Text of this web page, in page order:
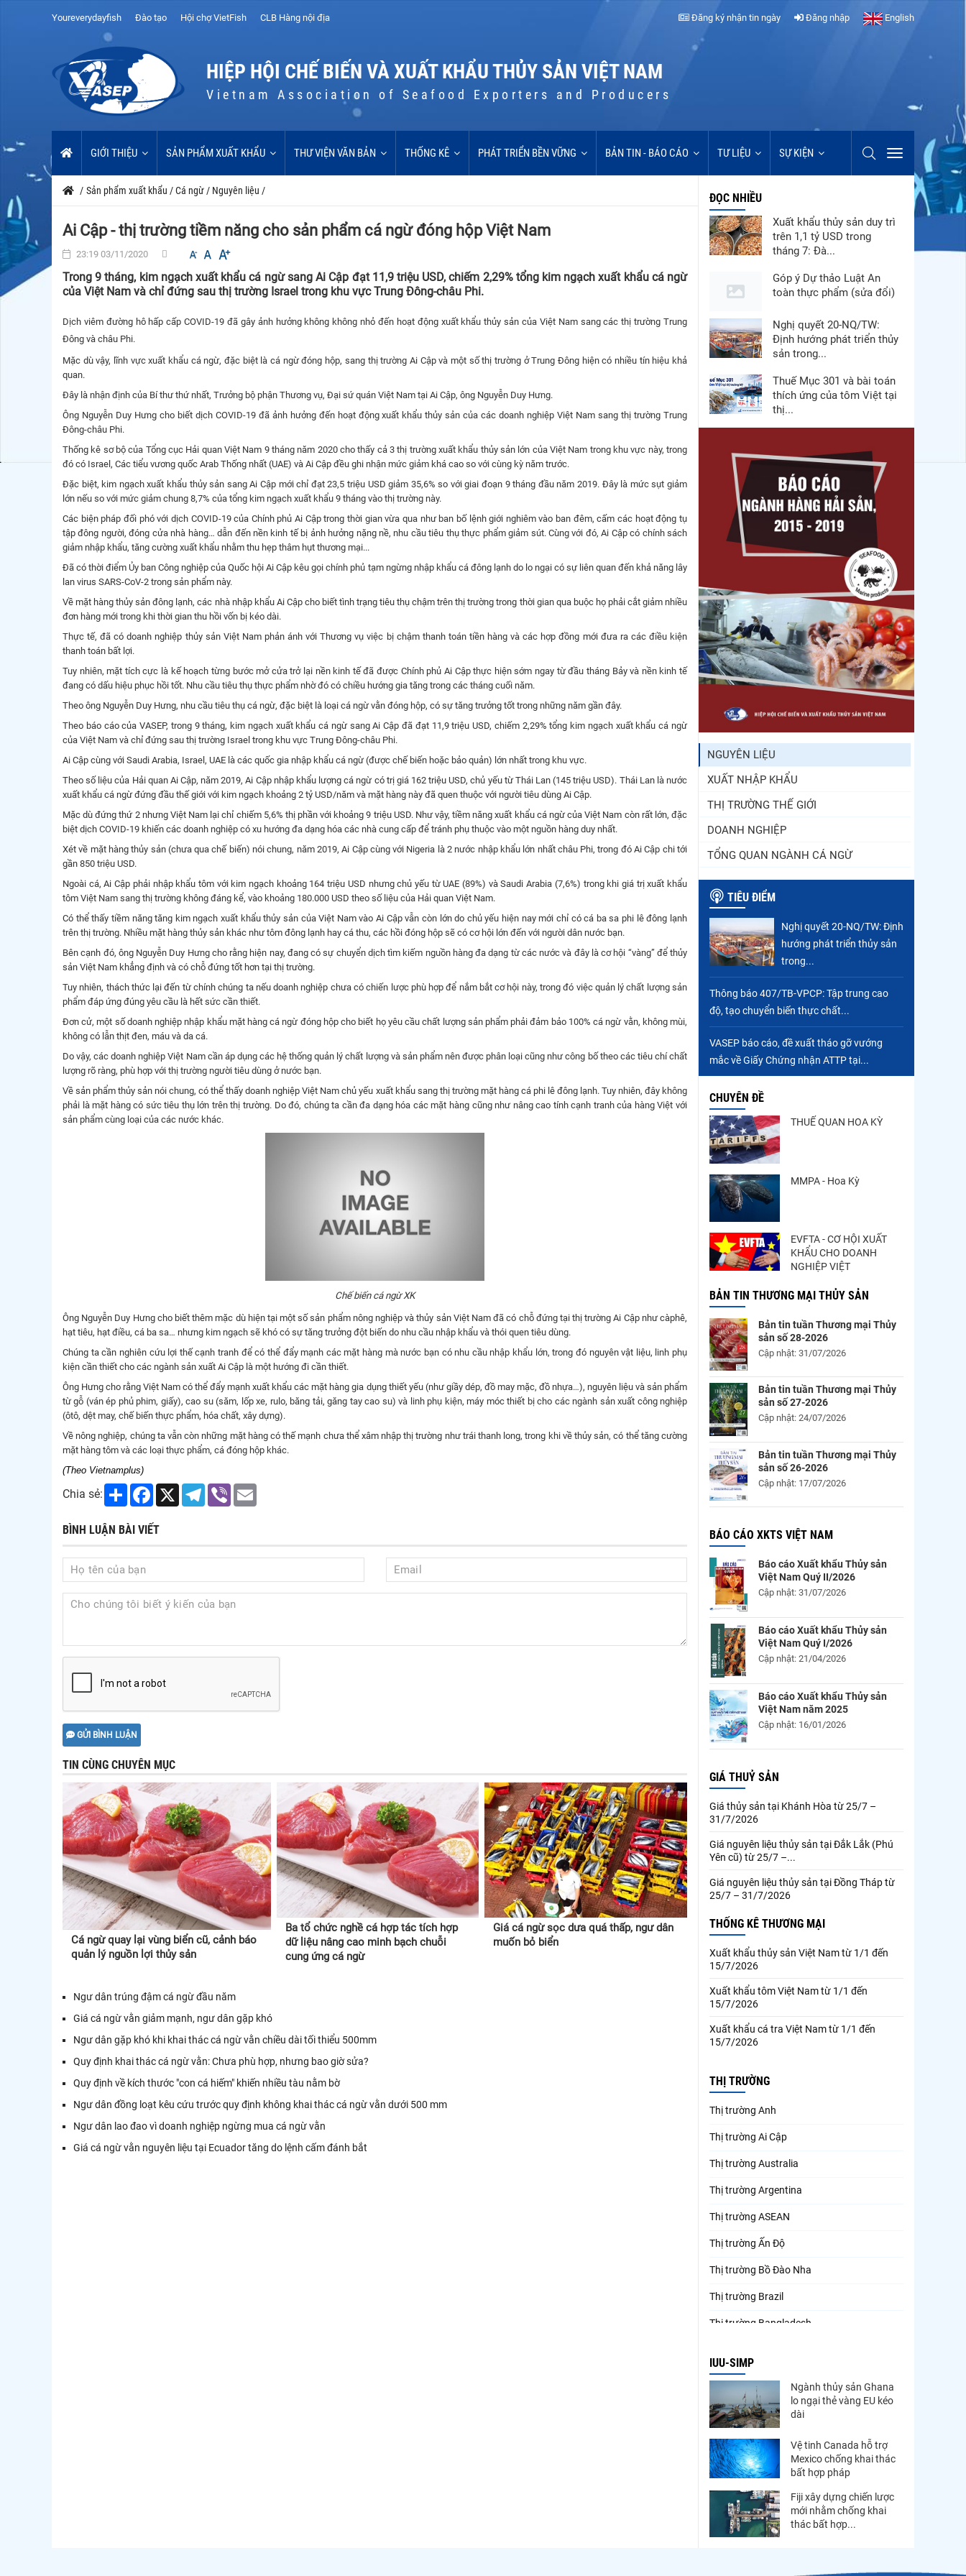
Youreverydayfish Đào tạo Hội chợ VietFish CLB Hàng nội địa Đăng ký nhận tin ngày Đăng nhập English
HIỆP HỘI CHẾ BIẾN VÀ XUẤT KHẨU THỦY SẢN VIỆT NAM
Vietnam Association of Seafood Exporters and Producers
GIỚI THIỆU SẢN PHẨM XUẤT KHẨU THƯ VIỆN VĂN BẢN THỐNG KÊ PHÁT TRIỂN BỀN VỮNG BẢN TIN - BÁO CÁO TƯ LIỆU SỰ KIỆN
/ Sản phẩm xuất khẩu /Cá ngừ / Nguyên liệu /
Ai Cập - thị trường tiềm năng cho sản phẩm cá ngừ đóng hộp Việt Nam
23:19 03/11/2020
Trong 9 tháng, kim ngạch xuất khẩu cá ngừ sang Ai Cập đạt 11,9 triệu USD, chiếm 2,29% tổng kim ngạch xuất khẩu cá ngừ
của Việt Nam và chỉ đứng sau thị trường Israel trong khu vực Trung Đông-châu Phi.
Dịch viêm đường hô hấp cấp COVID-19 đã gây ảnh hưởng không không nhỏ đến hoạt động xuất khẩu thủy sản của Việt Nam sang các thị trường Trung
Đông và châu Phi.
Mặc dù vậy, lĩnh vực xuất khẩu cá ngừ, đặc biệt là cá ngừ đóng hộp, sang thị trường Ai Cập và một số thị trường ở Trung Đông hiện có nhiều tín hiệu khả
quan.
Đây là nhận định của Bí thư thứ nhất, Trưởng bộ phận Thương vụ, Đại sứ quán Việt Nam tại Ai Cập, ông Nguyễn Duy Hưng.
Ông Nguyễn Duy Hưng cho biết dịch COVID-19 đã ảnh hưởng đến hoạt động xuất khẩu thủy sản của các doanh nghiệp Việt Nam sang thị trường Trung
Đông-châu Phi.
Thống kê sơ bộ của Tổng cục Hải quan Việt Nam 9 tháng năm 2020 cho thấy cả 3 thị trường xuất khẩu thủy sản lớn của Việt Nam trong khu vực này, trong
đó có Israel, Các tiểu vương quốc Arab Thống nhất (UAE) và Ai Cập đều ghi nhận mức giảm khá cao so với cùng kỳ năm trước.
Đặc biệt, kim ngạch xuất khẩu thủy sản sang Ai Cập mới chỉ đạt 23,5 triệu USD giảm 35,6% so với giai đoạn 9 tháng đầu năm 2019. Đây là mức sụt giảm
lớn nếu so với mức giảm chung 8,7% của tổng kim ngạch xuất khẩu 9 tháng vào thị trường này.
Các biện pháp đối phó với dịch COVID-19 của Chính phủ Ai Cập trong thời gian vừa qua như ban bố lệnh giới nghiêm vào ban đêm, cấm các hoạt động tụ
tập đông người, đóng cửa nhà hàng… dẫn đến nền kinh tế bị ảnh hưởng nặng nề, nhu cầu tiêu thụ thực phẩm giảm sút. Cùng với đó, Ai Cập có chính sách
giảm nhập khẩu, tăng cường xuất khẩu nhằm thu hẹp thâm hụt thương mại...
Đã có thời điểm Ủy ban Công nghiệp của Quốc hội Ai Cập kêu gọi chính phủ tạm ngừng nhập khẩu cá đông lạnh do lo ngại có sự liên quan đến khả năng lây
lan virus SARS-CoV-2 trong sản phẩm này.
Về mặt hàng thủy sản đông lạnh, các nhà nhập khẩu Ai Cập cho biết tình trạng tiêu thụ chậm trên thị trường trong thời gian qua buộc họ phải cắt giảm nhiều
đơn hàng mới trong khi thời gian thu hồi vốn bị kéo dài.
Thực tế, đã có doanh nghiệp thủy sản Việt Nam phản ánh với Thương vụ việc bị chậm thanh toán tiền hàng và các hợp đồng mới đưa ra các điều kiện
thanh toán bất lợi.
Tuy nhiên, mặt tích cực là kế hoạch từng bước mở cửa trở lại nền kinh tế đã được Chính phủ Ai Cập thực hiện sớm ngay từ đầu tháng Bảy và nền kinh tế
đang có dấu hiệu phục hồi tốt. Nhu cầu tiêu thụ thực phẩm nhờ đó có chiều hướng gia tăng trong các tháng cuối năm.
Theo ông Nguyễn Duy Hưng, nhu cầu tiêu thụ cá ngừ, đặc biệt là loại cá ngừ vằn đóng hộp, có sự tăng trưởng tốt trong những năm gần đây.
Theo báo cáo của VASEP, trong 9 tháng, kim ngạch xuất khẩu cá ngừ sang Ai Cập đã đạt 11,9 triệu USD, chiếm 2,29% tổng kim ngạch xuất khẩu cá ngừ
của Việt Nam và chỉ đứng sau thị trường Israel trong khu vực Trung Đông-châu Phi.
Ai Cập cùng với Saudi Arabia, Israel, UAE là các quốc gia nhập khẩu cá ngừ (được chế biến hoặc bảo quản) lớn nhất trong khu vực.
Theo số liệu của Hải quan Ai Cập, năm 2019, Ai Cập nhập khẩu lượng cá ngừ có trị giá 162 triệu USD, chủ yếu từ Thái Lan (145 triệu USD). Thái Lan là nước
xuất khẩu cá ngừ đứng đầu thế giới với kim ngạch khoảng 2 tỷ USD/năm và mặt hàng này đã quen thuộc với người tiêu dùng Ai Cập.
Mặc dù đứng thứ 2 nhưng Việt Nam lại chỉ chiếm 5,6% thị phần với khoảng 9 triệu USD. Như vậy, tiềm năng xuất khẩu cá ngừ của Việt Nam còn rất lớn, đặc
biệt dịch COVID-19 khiến các doanh nghiệp có xu hướng đa dạng hóa các nhà cung cấp để tránh phụ thuộc vào một nguồn hàng duy nhất.
Xét về mặt hàng thủy sản (chưa qua chế biến) nói chung, năm 2019, Ai Cập cùng với Nigeria là 2 nước nhập khẩu lớn nhất châu Phi, trong đó Ai Cập chi tới
gần 850 triệu USD.
Ngoài cá, Ai Cập phải nhập khẩu tôm với kim ngạch khoảng 164 triệu USD nhưng chủ yếu từ UAE (89%) và Saudi Arabia (7,6%) trong khi giá trị xuất khẩu
tôm Việt Nam sang thị trường không đáng kể, vào khoảng 180.000 USD theo số liệu của Hải quan Việt Nam.
Có thể thấy tiềm năng tăng kim ngạch xuất khẩu thủy sản của Việt Nam vào Ai Cập vẫn còn lớn do chủ yếu hiện nay mới chỉ có cá ba sa phi lê đông lạnh
trên thị trường. Nhiều mặt hàng thủy sản khác như tôm đông lạnh hay cá thu, các hồi đóng hộp sẽ có cơ hội lớn đến với người dân nước bạn.
Bên cạnh đó, ông Nguyễn Duy Hưng cho rằng hiện nay, đang có sự chuyển dịch tìm kiếm nguồn hàng đa dạng từ các nước và đây là cơ hội “vàng” để thủy
sản Việt Nam khẳng định và có chỗ đứng tốt hơn tại thị trường.
Tuy nhiên, thách thức lại đến từ chính chúng ta nếu doanh nghiệp chưa có chiến lược phù hợp để nắm bắt cơ hội này, trong đó việc quản lý chất lượng sản
phẩm đáp ứng đúng yêu cầu là hết sức cần thiết.
Đơn cử, một số doanh nghiệp nhập khẩu mặt hàng cá ngừ đóng hộp cho biết họ yêu cầu chất lượng sản phẩm phải đảm bảo 100% cá ngừ vằn, không mùi,
không có lẫn thịt đen, máu và da cá.
Do vậy, các doanh nghiệp Việt Nam cần áp dụng các hệ thống quản lý chất lượng và sản phẩm nên được phân loại cũng như công bố theo các tiêu chí chất
lượng rõ ràng, phù hợp với thị trường người tiêu dùng ở nước bạn.
Về sản phẩm thủy sản nói chung, có thể thấy doanh nghiệp Việt Nam chủ yếu xuất khẩu sang thị trường mặt hàng cá phi lê đông lạnh. Tuy nhiên, đây không
phải là mặt hàng có sức tiêu thụ lớn trên thị trường. Do đó, chúng ta cần đa dạng hóa các mặt hàng cũng như nâng cao tính cạnh tranh của hàng Việt với
sản phẩm cùng loại của các nước khác.
Chế biến cá ngừ XK
Ông Nguyễn Duy Hưng cho biết thêm mặc dù hiện tại một số sản phẩm nông nghiệp và thủy sản Việt Nam đã có chỗ đứng tại thị trường Ai Cập như càphê,
hạt tiêu, hạt điều, cá ba sa… nhưng kim ngạch sẽ khó có sự tăng trưởng đột biến do nhu cầu nhập khẩu và thói quen tiêu dùng.
Chúng ta cần nghiên cứu lợi thế cạnh tranh để có thể đẩy mạnh các mặt hàng mà nước bạn có nhu cầu nhập khẩu lớn, trong đó nguyên vật liệu, linh phụ
kiện cần thiết cho các ngành sản xuất Ai Cập là một hướng đi cần thiết.
Ông Hưng cho rằng Việt Nam có thể đẩy mạnh xuất khẩu các mặt hàng gia dụng thiết yếu (như giầy dép, đồ may mặc, đồ nhựa…), nguyên liệu và sản phẩm
từ gỗ (ván ép phủ phim, giấy), cao su (săm, lốp xe, rulo, băng tải, găng tay cao su) và linh phụ kiện, máy móc thiết bị cho các ngành sản xuất công nghiệp
(ôtô, dệt may, chế biến thực phẩm, hóa chất, xây dựng).
Về nông nghiệp, chúng ta vẫn còn những mặt hàng có thế mạnh chưa thể xâm nhập thị trường như trái thanh long, trong khi về thủy sản, có thể tăng cường
mặt hàng tôm và các loại thực phẩm, cá đóng hộp khác.
(Theo Vietnamplus)
Chia sẻ: Share Facebook
X Telegram
Viber
BÌNH LUẬN BÀI VIẾT
GỬI BÌNH LUẬN
TIN CÙNG CHUYÊN MỤC
Cá ngừ quay lại vùng biển cũ, cảnh báo
quản lý nguồn lợi thủy sản
Ba tổ chức nghề cá hợp tác tích hợp
dữ liệu nâng cao minh bạch chuỗi
cung ứng cá ngừ
Giá cá ngừ sọc dưa quá thấp, ngư dân
muốn bỏ biển
Ngư dân trúng đậm cá ngừ đầu năm
Giá cá ngừ vằn giảm mạnh, ngư dân gặp khó
Ngư dân gặp khó khi khai thác cá ngừ vằn chiều dài tối thiểu 500mm
Quy định khai thác cá ngừ vằn: Chưa phù hợp, nhưng bao giờ sửa?
Quy định về kích thước "con cá hiếm" khiến nhiều tàu nằm bờ
Ngư dân đồng loạt kêu cứu trước quy định không khai thác cá ngừ vằn dưới 500 mm
Ngư dân lao đao vì doanh nghiệp ngừng mua cá ngừ vằn
Giá cá ngừ vằn nguyên liệu tại Ecuador tăng do lệnh cấm đánh bắt
ĐỌC NHIỀU
Xuất khẩu thủy sản duy trì
trên 1,1 tỷ USD trong
tháng 7: Đà...
Góp ý Dự thảo Luật An
toàn thực phẩm (sửa đổi)
Nghị quyết 20-NQ/TW:
Định hướng phát triển thủy
sản trong...
Thuế Mục 301 và bài toán
thích ứng của tôm Việt tại
thị...
rô phi Trung Quốc tiếp tục
Điểm tin thủy sản thế giới
ngày 3/8/2026
nhập khẩu mực, trong khi
Thông báo 407/TB-VPCP:
Tập trung cao độ, tạo
chuyển biến...
Còn chưa đầy 3 tuần đến
Vietfish 2026: Sẵn sàng
cho chuỗi...
Doanh nghiệp thủy sản
NGUYÊN LIỆU
XUẤT NHẬP KHẨU
THỊ TRƯỜNG THẾ GIỚI
DOANH NGHIỆP
TỔNG QUAN NGÀNH CÁ NGỪ
TIÊU ĐIỂM
Nghị quyết 20-NQ/TW: Định
hướng phát triển thủy sản
trong...
Thông báo 407/TB-VPCP: Tập trung cao
độ, tạo chuyển biến thực chất...
VASEP báo cáo, đề xuất tháo gỡ vướng
mắc về Giấy Chứng nhận ATTP tại...
CHUYÊN ĐỀ
THUẾ QUAN HOA KỲ
MMPA - Hoa Kỳ
EVFTA - CƠ HỘI XUẤT
KHẨU CHO DOANH
NGHIỆP VIỆT
BẢN TIN THƯƠNG MẠI THỦY SẢN
Bản tin tuần Thương mại Thủy
sản số 28-2026
Cập nhật: 31/07/2026
Bản tin tuần Thương mại Thủy
sản số 27-2026
Cập nhật: 24/07/2026
Bản tin tuần Thương mại Thủy
sản số 26-2026
Cập nhật: 17/07/2026
BÁO CÁO XKTS VIỆT NAM
Báo cáo Xuất khẩu Thủy sản
Việt Nam Quý II/2026
Cập nhật: 31/07/2026
Báo cáo Xuất khẩu Thủy sản
Việt Nam Quý I/2026
Cập nhật: 21/04/2026
Báo cáo Xuất khẩu Thủy sản
Việt Nam năm 2025
Cập nhật: 16/01/2026
GIÁ THUỶ SẢN
Giá thủy sản tại Khánh Hòa từ 25/7 –
31/7/2026
Giá nguyên liệu thủy sản tại Đắk Lắk (Phú
Yên cũ) từ 25/7 –...
Giá nguyên liệu thủy sản tại Đồng Tháp từ
25/7 – 31/7/2026
THỐNG KÊ THƯƠNG MẠI
Xuất khẩu thủy sản Việt Nam từ 1/1 đến
15/7/2026
Xuất khẩu tôm Việt Nam từ 1/1 đến
15/7/2026
Xuất khẩu cá tra Việt Nam từ 1/1 đến
15/7/2026
THỊ TRƯỜNG
Thị trường Anh
Thị trường Ai Cập
Thị trường Australia
Thị trường Argentina
Thị trường ASEAN
Thị trường Ấn Độ
Thị trường Bồ Đào Nha
Thị trường Brazil
Thị trường Bangladesh
Thị trường Canada
Thị trường Ecuador
Thị trường EU
Thị trường Indonesia
Thị trường Mỹ
Thị trường Nga
IUU-SIMP
Ngành thủy sản Ghana
lo ngại thẻ vàng EU kéo
dài
Vệ tinh Canada hỗ trợ
Mexico chống khai thác
bất hợp pháp
Fiji xây dựng chiến lược
mới nhằm chống khai
thác bất hợp...